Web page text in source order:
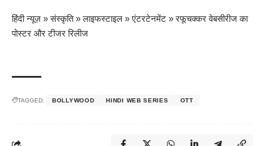
हिंदी न्यूज़ »संस्कृति»लाइफस्टाइल »एंटरटेनमेंट »रफूचक्कर वेबसीरीज का
पोस्टर और टीजर रिलीज
TAGGED: BOLLYWOOD HINDI WEB SERIES OTT